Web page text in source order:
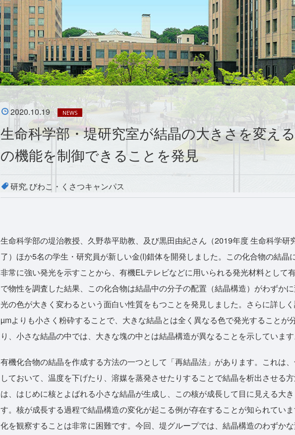
2020.10.19 NEWS
生命科学部・堤研究室が結晶の大きさを変え
の機能を制御できることを発見
研究 びわこ・くさつキャンパス
生命科学部の堤治教授、久野恭平助教、及び黒田由紀さん（2019年度 生命科学研
了）ほか5名の学生・研究員が新しい金(I)錯体を開発しました。この化合物の結晶
非常に強い発光を示すことから、有機ELテレビなどに用いられる発光材料として
で物性を調査した結果、この化合物は結晶中の分子の配置（結晶構造）がわずか
光の色が大きく変わるという面白い性質をもつことを発見しました。さらに詳し
µmよりも小さく粉砕することで、大きな結晶とは全く異なる色で発光することが
り、小さな結晶の中では、大きな塊の中とは結晶構造が異なることを示していま
有機化合物の結晶を作成する方法の一つとして「再結晶法」があります。これは
しておいて、温度を下げたり、溶媒を蒸発させたりすることで結晶を析出させる
は、はじめに核とよばれる小さな結晶が生成し、この核が成長して目に見える大
す。核が成長する過程で結晶構造の変化が起こる例が存在することが知られてい
化を観察することは非常に困難です。今回、堤グループでは、結晶構造のわずか